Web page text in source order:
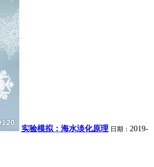
实验模拟：海水淡化原理 日期： 2019-